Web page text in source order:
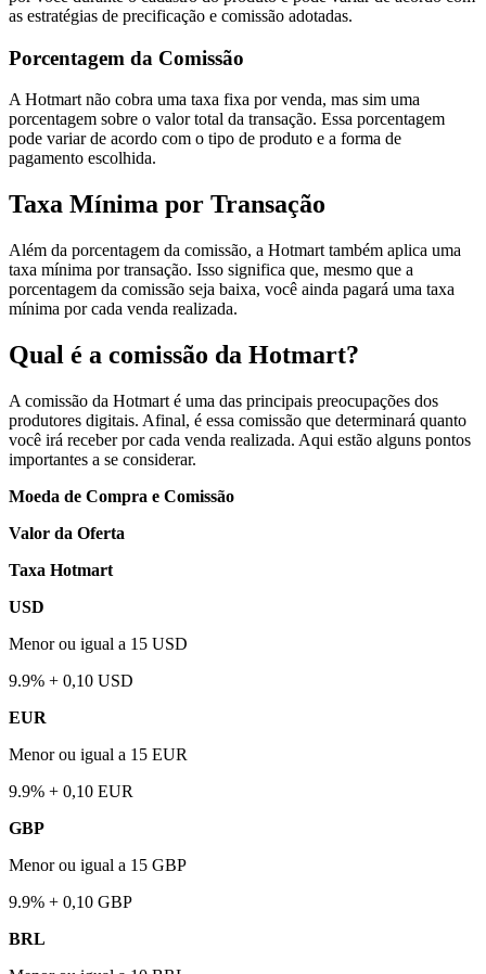
as estratégias de precificação e comissão adotadas.
Porcentagem da Comissão
A Hotmart não cobra uma taxa fixa por venda, mas sim uma
porcentagem sobre o valor total da transação. Essa porcentagem
pode variar de acordo com o tipo de produto e a forma de
pagamento escolhida.
Taxa Mínima por Transação
Além da porcentagem da comissão, a Hotmart também aplica uma
taxa mínima por transação. Isso significa que, mesmo que a
porcentagem da comissão seja baixa, você ainda pagará uma taxa
mínima por cada venda realizada.
Qual é a comissão da Hotmart?
A comissão da Hotmart é uma das principais preocupações dos
produtores digitais. Afinal, é essa comissão que determinará quanto
você irá receber por cada venda realizada. Aqui estão alguns pontos
importantes a se considerar.
Moeda de Compra e Comissão
Valor da Oferta
Taxa Hotmart
USD
Menor ou igual a 15 USD
9.9% + 0,10 USD
EUR
Menor ou igual a 15 EUR
9.9% + 0,10 EUR
GBP
Menor ou igual a 15 GBP
9.9% + 0,10 GBP
BRL